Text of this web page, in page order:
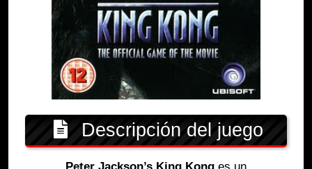
Descripción del juego